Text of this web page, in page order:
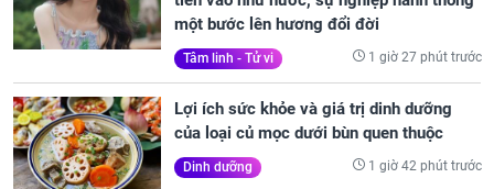
một bước lên hương đổi đời
Tâm linh - Tử vi 1 giờ 27 phút trước
Lợi ích sức khỏe và giá trị dinh dưỡng
của loại củ mọc dưới bùn quen thuộc
Dinh dưỡng 1 giờ 42 phút trước